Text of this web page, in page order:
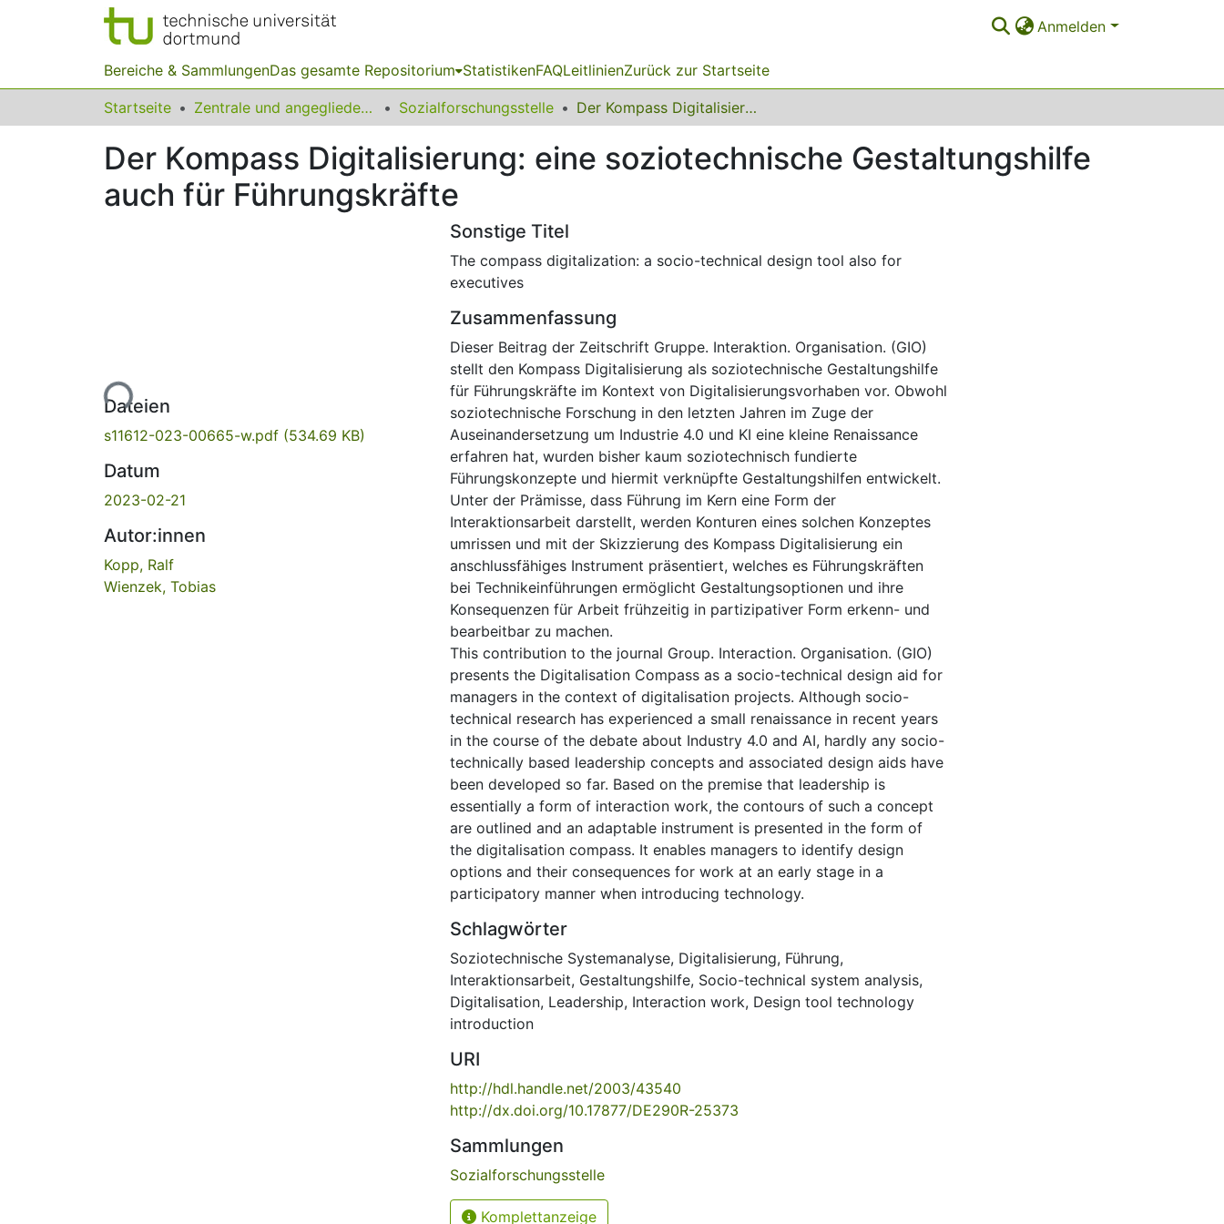
Anmelden
Bereiche & SammlungenDas gesamte Repositorium StatistikenFAQLeitlinienZurück zur Startseite
Startseite Zentrale und angegliederte Institute Sozialforschungsstelle Der Kompass Digitalisierung: eine soziotechnische Gestaltungshilfe auch für Führungskräfte
Der Kompass Digitalisierung: eine soziotechnische Gestaltungshilfe
auch für Führungskräfte
Lade...
Dateien
s11612-023-00665-w.pdf (534.69 KB)
Datum
2023-02-21
Autor:innen
Kopp, Ralf
Wienzek, Tobias
Sonstige Titel
The compass digitalization: a socio-technical design tool also for
executives
Zusammenfassung
Dieser Beitrag der Zeitschrift Gruppe. Interaktion. Organisation. (GIO)
stellt den Kompass Digitalisierung als soziotechnische Gestaltungshilfe
für Führungskräfte im Kontext von Digitalisierungsvorhaben vor. Obwohl
soziotechnische Forschung in den letzten Jahren im Zuge der
Auseinandersetzung um Industrie 4.0 und KI eine kleine Renaissance
erfahren hat, wurden bisher kaum soziotechnisch fundierte
Führungskonzepte und hiermit verknüpfte Gestaltungshilfen entwickelt.
Unter der Prämisse, dass Führung im Kern eine Form der
Interaktionsarbeit darstellt, werden Konturen eines solchen Konzeptes
umrissen und mit der Skizzierung des Kompass Digitalisierung ein
anschlussfähiges Instrument präsentiert, welches es Führungskräften
bei Technikeinführungen ermöglicht Gestaltungsoptionen und ihre
Konsequenzen für Arbeit frühzeitig in partizipativer Form erkenn- und
bearbeitbar zu machen.
This contribution to the journal Group. Interaction. Organisation. (GIO)
presents the Digitalisation Compass as a socio-technical design aid for
managers in the context of digitalisation projects. Although socio-
technical research has experienced a small renaissance in recent years
in the course of the debate about Industry 4.0 and AI, hardly any socio-
technically based leadership concepts and associated design aids have
been developed so far. Based on the premise that leadership is
essentially a form of interaction work, the contours of such a concept
are outlined and an adaptable instrument is presented in the form of
the digitalisation compass. It enables managers to identify design
options and their consequences for work at an early stage in a
participatory manner when introducing technology.
Schlagwörter
Soziotechnische Systemanalyse, Digitalisierung, Führung,
Interaktionsarbeit, Gestaltungshilfe, Socio-technical system analysis,
Digitalisation, Leadership, Interaction work, Design tool technology
introduction
URI
http://hdl.handle.net/2003/43540
http://dx.doi.org/10.17877/DE290R-25373
Sammlungen
Sozialforschungsstelle
Komplettanzeige